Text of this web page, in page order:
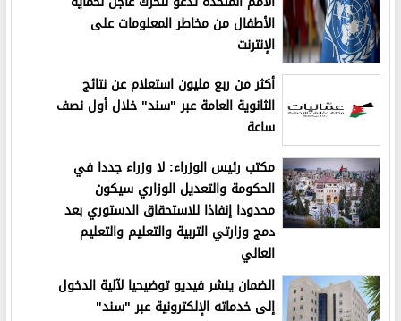
الأطفال من مخاطر المعلومات على
الإنترنت
أكثر من ربع مليون استعلام عن نتائج
الثانوية العامة عبر "سند" خلال أول نصف
ساعة
مكتب رئيس الوزراء: لا وزراء جددا في
الحكومة والتعديل الوزاري سيكون
محدودا إنفاذا للاستحقاق الدستوري بعد
دمج وزارتي التربية والتعليم والتعليم
العالي
الضمان ينشر فيديو توضيحيا لآلية الدخول
إلى خدماته الإلكترونية عبر "سند"